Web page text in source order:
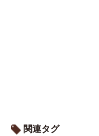
関連タグ